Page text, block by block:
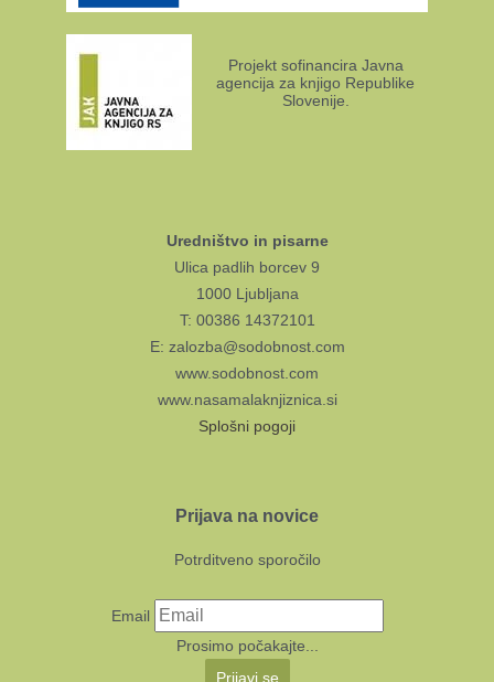
Projekt sofinancira Javna
agencija za knjigo Republike
Slovenije.
Uredništvo in pisarne
Ulica padlih borcev 9
1000 Ljubljana
T: 00386 14372101
E: zalozba@sodobnost.com
www.sodobnost.com
www.nasamalaknjiznica.si
Splošni pogoji
Prijava na novice
Potrditveno sporočilo
Email
Prosimo počakajte...
Prijavi se